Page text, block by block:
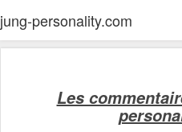
jung-personality.com
Les